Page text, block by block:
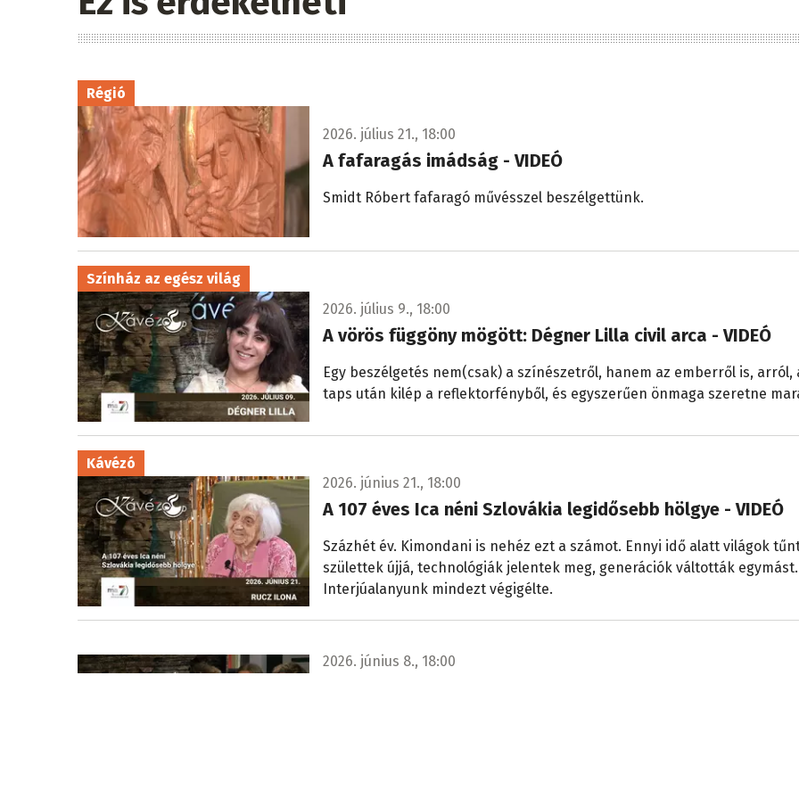
Régió
2026. július 21., 18:00
A fafaragás imádság - VIDEÓ
Smidt Róbert fafaragó művésszel beszélgettünk.
Színház az egész világ
2026. július 9., 18:00
A vörös függöny mögött: Dégner Lilla civil arca - VIDEÓ
Egy beszélgetés nem(csak) a színészetről, hanem az emberről is, arról,
taps után kilép a reflektorfényből, és egyszerűen önmaga szeretne
Kávézó
2026. június 21., 18:00
A 107 éves Ica néni Szlovákia legidősebb hölgye - VIDEÓ
Százhét év. Kimondani is nehéz ezt a számot. Ennyi idő alatt világok
születtek újjá, technológiák jelentek meg, generációk váltották egymást.
Interjúalanyunk mindezt végigélte.
2026. június 8., 18:00